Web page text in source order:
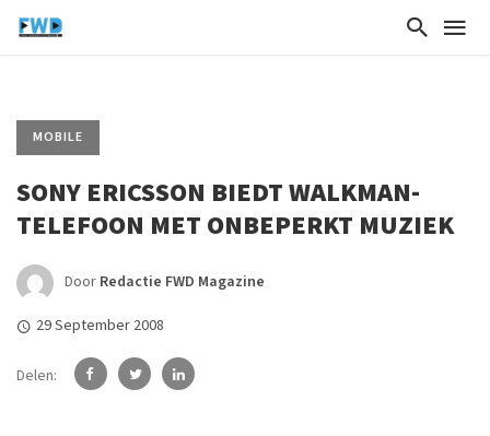
MOBILE
SONY ERICSSON BIEDT WALKMAN-
TELEFOON MET ONBEPERKT MUZIEK
Door Redactie FWD Magazine
29 September 2008
Delen: